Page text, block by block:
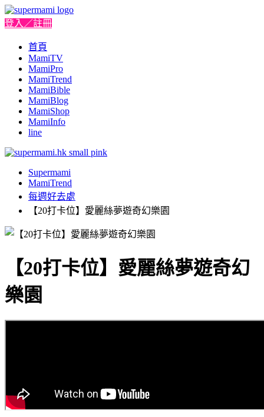
登入／註冊
首頁
MamiTV
MamiPro
MamiTrend
MamiBible
MamiBlog
MamiShop
MamiInfo
line
Supermami
MamiTrend
每週好去處
【20打卡位】愛麗絲夢遊奇幻樂園
【20打卡位】愛麗絲夢遊奇幻
樂園